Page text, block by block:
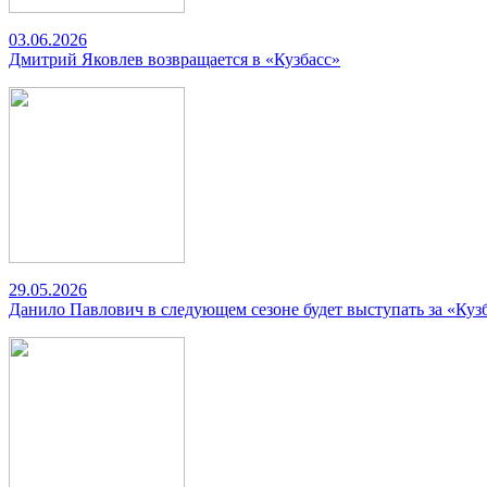
03.06.2026
Дмитрий Яковлев возвращается в «Кузбасс»
29.05.2026
Данило Павлович в следующем сезоне будет выступать за